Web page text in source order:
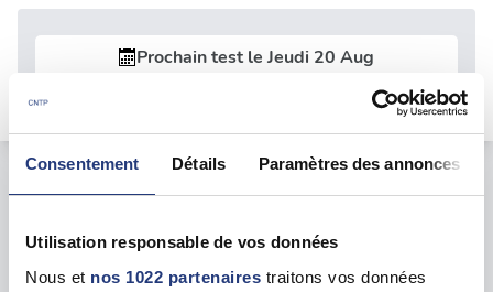
Consentement Détails Paramètres des annonces
Utilisation responsable de vos données
Nous et nos 1022 partenaires traitons vos données
Le test psychotechnique
Tarif
Prochain test le Jeudi 20 Aug